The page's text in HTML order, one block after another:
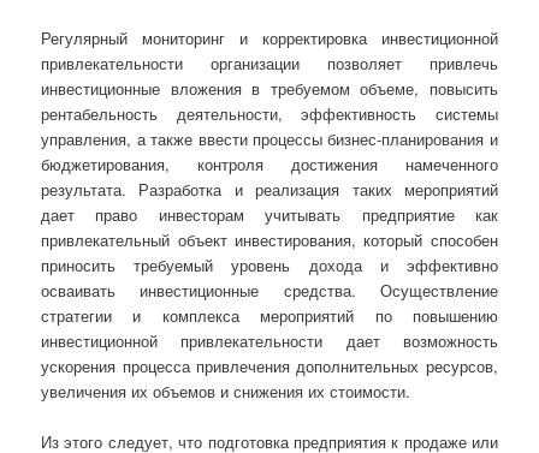
Регулярный мониторинг и корректировка инвестиционной
привлекательности организации позволяет привлечь
инвестиционные вложения в требуемом объеме, повысить
рентабельность деятельности, эффективность системы
управления, а также ввести процессы бизнес-планирования и
бюджетирования, контроля достижения намеченного
результата. Разработка и реализация таких мероприятий
дает право инвесторам учитывать предприятие как
привлекательный объект инвестирования, который способен
приносить требуемый уровень дохода и эффективно
осваивать инвестиционные средства. Осуществление
стратегии и комплекса мероприятий по повышению
инвестиционной привлекательности дает возможность
ускорения процесса привлечения дополнительных ресурсов,
увеличения их объемов и снижения их стоимости.
Из этого следует, что подготовка предприятия к продаже или